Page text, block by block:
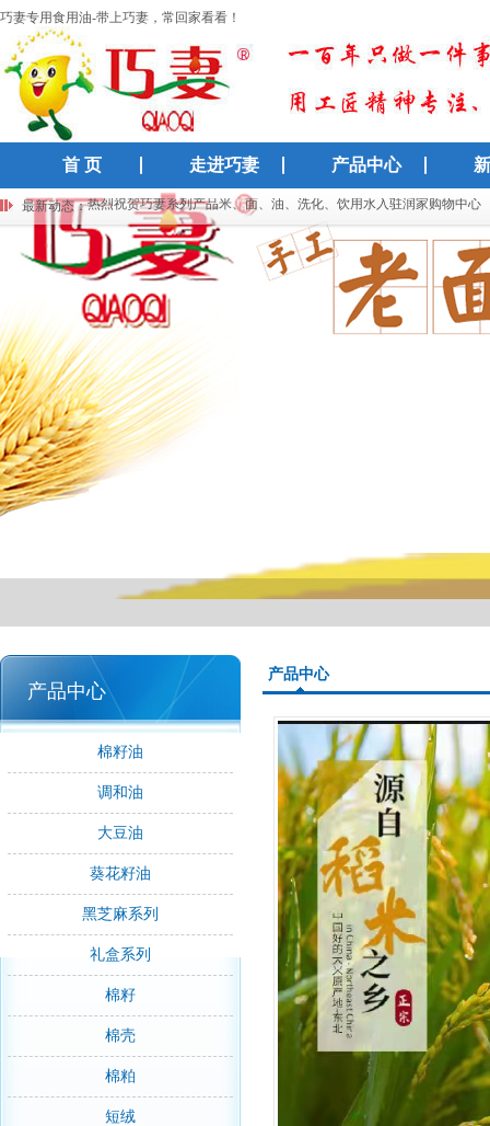
巧妻专用食用油-带上巧妻，常回家看看！
首 页 走进巧妻 产品中心
最新动态：
国货经典“巧妻”入驻新连锁超市，30年匠心守护千万家庭生活
热烈祝贺巧妻系列产品米、面、油、洗化、饮用水入驻润家购物中心
产品中心
棉籽油
调和油
大豆油
葵花籽油
黑芝麻系列
礼盒系列
棉籽
棉壳
棉粕
短绒
产品中心